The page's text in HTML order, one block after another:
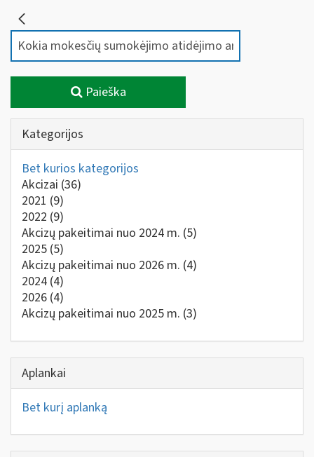
Paieška
Kategorijos
Bet kurios kategorijos
Akcizai (36)
2021 (9)
2022 (9)
Akcizų pakeitimai nuo 2024 m. (5)
2025 (5)
Akcizų pakeitimai nuo 2026 m. (4)
2024 (4)
2026 (4)
Akcizų pakeitimai nuo 2025 m. (3)
Aplankai
Bet kurį aplanką